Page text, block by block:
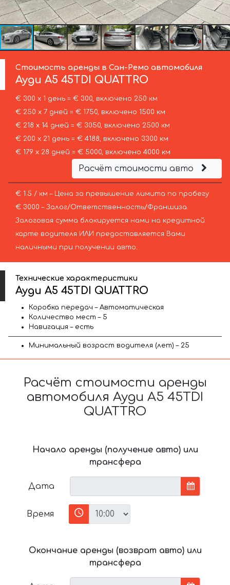
Стоимость аренды в Сан-Ремо автомобиля
Ауди A5 45TDI QUATTRO
€ 300 х 1 день = € 300, включено 250 км
€ 250 х 7 дней = € 1750, включено 1500 км
€ 218 х 14 дней = € 3050, включено 2500 км
€ 200 х 21 день = € 4188, включено 3300 км
€ 179 х 28 дней = € 5000, включено 4000 км
Расчёт стоимости авто
€ 1.5 / км – Цена за превышение лимита по пробегу
€ 3000 – Залог/Ответственность/Франшиза.
Залоговая сумма блокируется нами на кредитной
карте водителя ИЛИ предоставляется Вами
наличными при получении авто.
Технические характеристики
Ауди A5 45TDI QUATTRO
Коробка передач – Автоматическая
Количество мест – 5
Навигация – есть
Минимальный возраст водителя (лет) – 25
Расчёт стоимости аренды
автомобиля Ауди A5 45TDI
QUATTRO
Начало аренды (получение авто) или
трансфера
Дата
Время
Окончание аренды (возврат авто) или
трансфера